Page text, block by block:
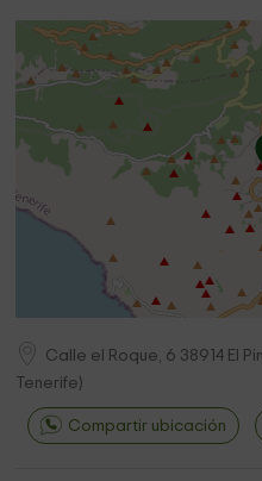
Calle el Roque, 6 38914 El
Tenerife)
Compartir ubicación